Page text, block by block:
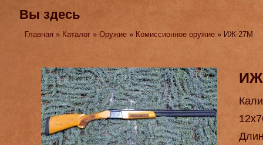
Вы здесь
Главная » Каталог »Оружие » Комиссионное оружие » ИЖ-27М